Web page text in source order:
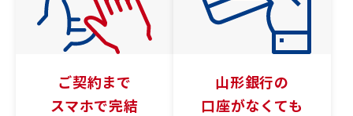
ご契約まで
スマホで完結
山形銀行の
口座がなくても